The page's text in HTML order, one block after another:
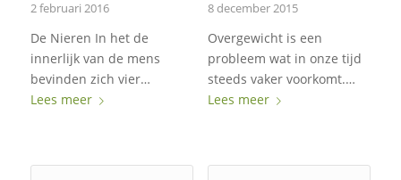
2 februari 2016
De Nieren In het de
innerlijk van de mens
bevinden zich vier…
Lees meer
8 december 2015
Overgewicht is een
probleem wat in onze tijd
steeds vaker voorkomt.…
Lees meer